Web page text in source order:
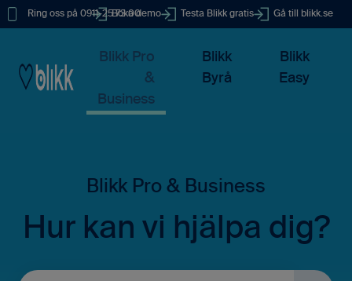
Ring oss på 0911-25 73 00
Boka demo Testa Blikk gratis Gå till blikk.se
Blikk Pro
&
Business
Blikk
Byrå
Blikk
Easy
Hur kan vi hjälpa dig?